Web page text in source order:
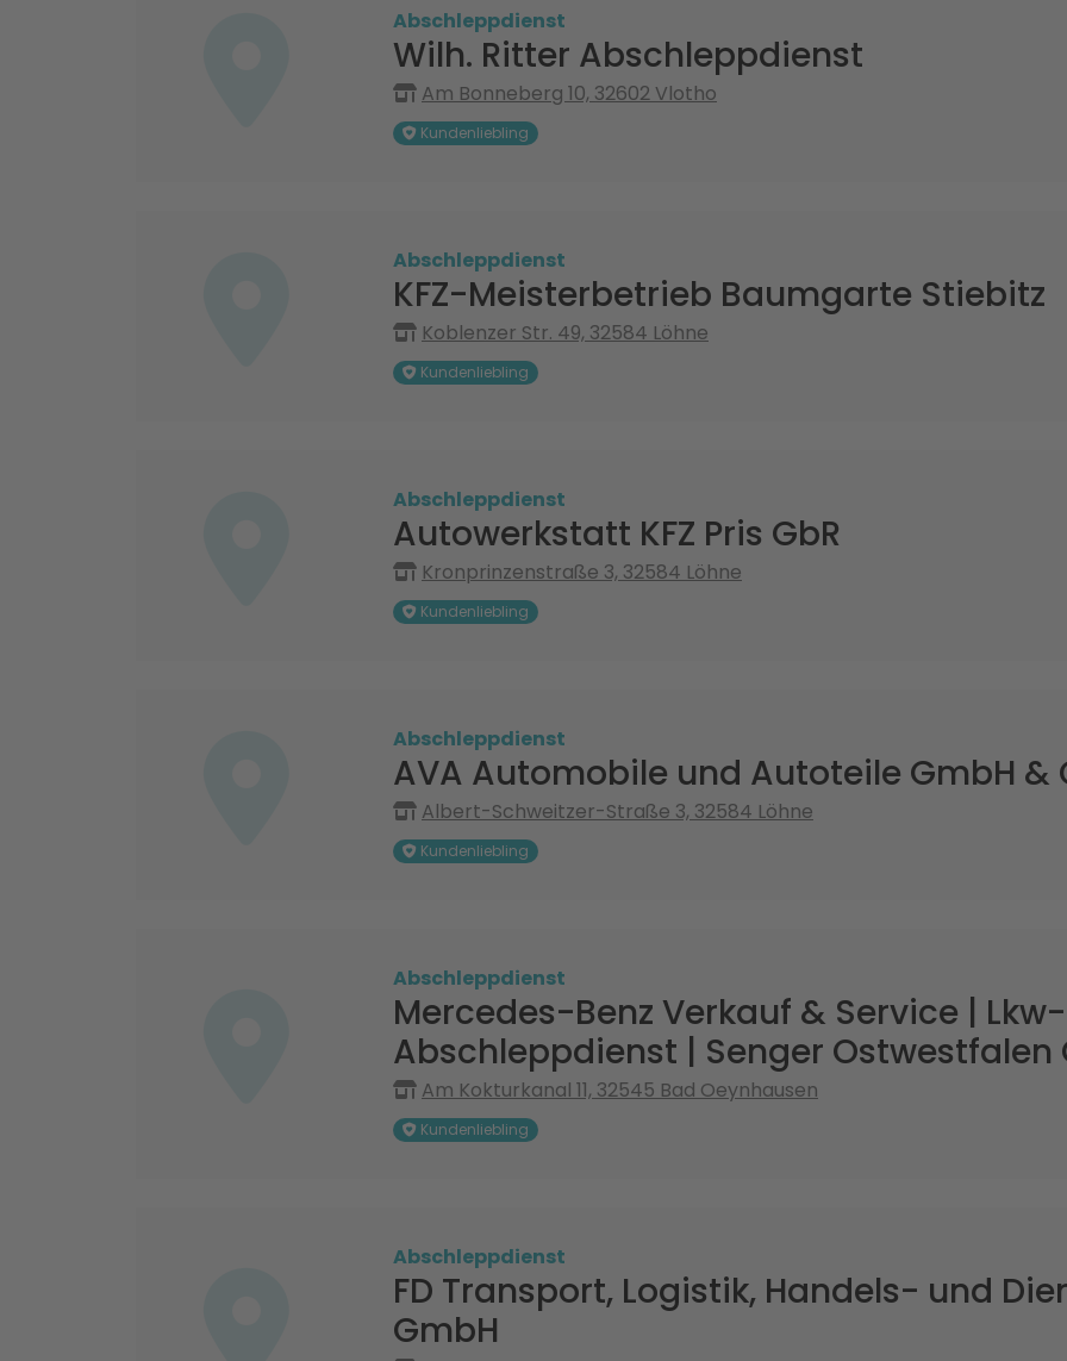
Abschleppdienst
Wilh. Ritter Abschleppdienst
Am Bonneberg 10, 32602 Vlotho
Kundenliebling
Abschleppdienst
KFZ-Meisterbetrieb Baumgarte Stiebitz
Koblenzer Str. 49, 32584 Löhne
Kundenliebling
Abschleppdienst
Autowerkstatt KFZ Pris GbR
Kronprinzenstraße 3, 32584 Löhne
Kundenliebling
Abschleppdienst
AVA Automobile und Autoteile GmbH &
Albert-Schweitzer-Straße 3, 32584 Löhne
Kundenliebling
Abschleppdienst
Mercedes-Benz Verkauf & Service | Lkw-
Abschleppdienst | Senger Ostwestfalen
Am Kokturkanal 11, 32545 Bad Oeynhausen
Kundenliebling
Abschleppdienst
FD Transport, Logistik, Handels- und
GmbH